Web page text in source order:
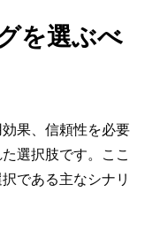
を選ぶべ
果、信頼性を必要
選択肢です。ここ
である主なシナリ